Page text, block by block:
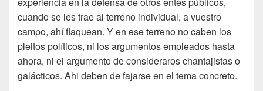
cuando se les trae al terreno individual, a vuestro
campo, ahí flaquean. Y en ese terreno no caben los
pleitos políticos, ni los argumentos empleados hasta
ahora, ni el argumento de consideraros chantajistas o
galácticos. Ahi deben de fajarse en el tema concreto.